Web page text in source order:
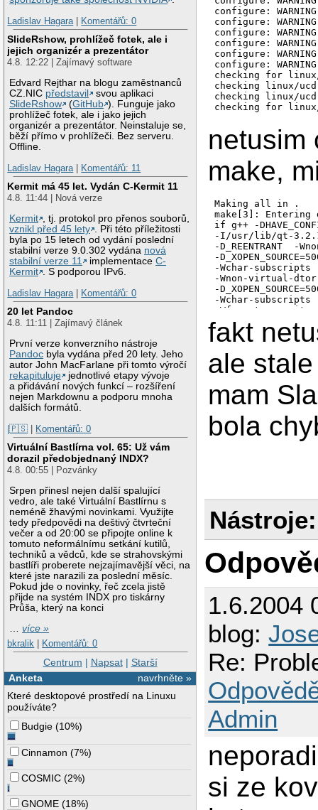
Ladislav Hagara | Komentářů: 0
SlideRshow, prohlížeč fotek, ale i
jejich organizér a prezentátor
4.8. 12:22 | Zajímavý software
Edvard Rejthar na blogu zaměstnanců
CZ.NIC představil
svou aplikaci
SlideRshow
(GitHub ). Funguje jako
prohlížeč fotek, ale i jako jejich
organizér a prezentátor. Neinstaluje se,
běží přímo v prohlížeči. Bez serveru.
Offline.
Ladislav Hagara | Komentářů: 11
Kermit má 45 let. Vydán C-Kermit 11
4.8. 11:44 | Nová verze
Kermit
, tj. protokol pro přenos souborů,
vznikl před 45 lety
. Při této příležitosti
byla po 15 letech od vydání poslední
stabilní verze 9.0.302 vydána nová
stabilní verze 11
implementaceC-
Kermit
. S podporou IPv6.
Ladislav Hagara | Komentářů: 0
20 let Pandoc
4.8. 11:11 | Zajímavý článek
První verze konverzního nástroje
Pandoc byla vydána před 20 lety. Jeho
autor John MacFarlane při tomto výročí
rekapituluje
jednotlivé etapy vývoje
a přidávání nových funkcí – rozšíření
nejen Markdownu a podporu mnoha
dalších formátů.
|🇵🇸 | Komentářů: 0
Virtuální Bastlírna vol. 65: Už vám
dorazil předobjednaný INDX?
4.8. 00:55 | Pozvánky
Srpen přinesl nejen další spalující
vedro, ale také Virtuální Bastlírnu s
neméně žhavými novinkami. Využijte
tedy předpovědi na deštivý čtvrteční
večer a od 20:00 se připojte online k
tomuto neformálnímu setkání kutilů,
techniků a vědců, kde se strahovskými
bastlíři proberete nejzajímavější věci, na
které jste narazili za poslední měsíc.
Pokud jde o novinky, řeč zcela jistě
přijde na systém INDX pro tiskárny
Průša, který na konci
…více »
bkralik
Komentářů: 0
Centrum | Napsat| Starší
navrhněte »
Anketa
Které desktopové prostředí na Linuxu
používáte?
Budgie (10%)
Cinnamon (7%)
COSMIC (2%)
GNOME (18%)
configure:
configure:
configure:
configure:
configure:
configure:
checking for
checking linux/
checking linux/
netusim
make,
Making all in .
make[3]:
if g++ -
-I/usr/lib/qt-3.2.1/
-D_REENTRANT
-
-Wchar-
-Wnon-virtual-
-
-Wchar-
-Wformat-
-fno-check-new -
-fno-exceptions -
-MF ".deps/
-c -o
then mv -f
else rm -f
In file included
/usr/include/
/usr/include/
   as a type.
In file included
/usr/include/
/usr/include/
/usr/include/
/usr/include/
   void
/usr/include/
/usr/include/
cddb_fill.cc:85:
make[3]: ***
make[3]:
make[2]: ***
make[2]:
make[1]: *** [all-
make[1]:
make: *** [all]
fakt
ale
mam
bola
Nástroje:
1.6.2004
blog:
Re:
Admin
si ze